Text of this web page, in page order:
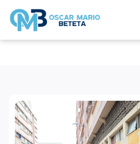
Nacional
En los tiempos de la radio